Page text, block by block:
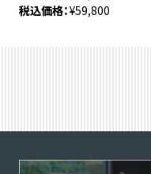
税込価格 ¥59,800